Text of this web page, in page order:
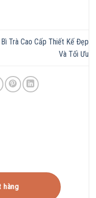
Trà Cao Cấp Thiết Kế Đẹp
Và Tối Ưu
hàng